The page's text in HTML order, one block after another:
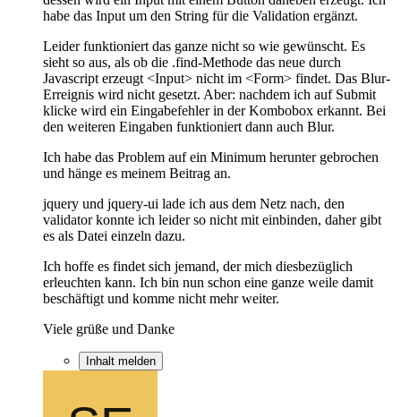
habe das Input um den String für die Validation ergänzt.
Leider funktioniert das ganze nicht so wie gewünscht. Es
sieht so aus, als ob die .find-Methode das neue durch
Javascript erzeugt <Input> nicht im <Form> findet. Das Blur-
Erreignis wird nicht gesetzt. Aber: nachdem ich auf Submit
klicke wird ein Eingabefehler in der Kombobox erkannt. Bei
den weiteren Eingaben funktioniert dann auch Blur.
Ich habe das Problem auf ein Minimum herunter gebrochen
und hänge es meinem Beitrag an.
jquery und jquery-ui lade ich aus dem Netz nach, den
validator konnte ich leider so nicht mit einbinden, daher gibt
es als Datei einzeln dazu.
Ich hoffe es findet sich jemand, der mich diesbezüglich
erleuchten kann. Ich bin nun schon eine ganze weile damit
beschäftigt und komme nicht mehr weiter.
Viele grüße und Danke
Inhalt melden